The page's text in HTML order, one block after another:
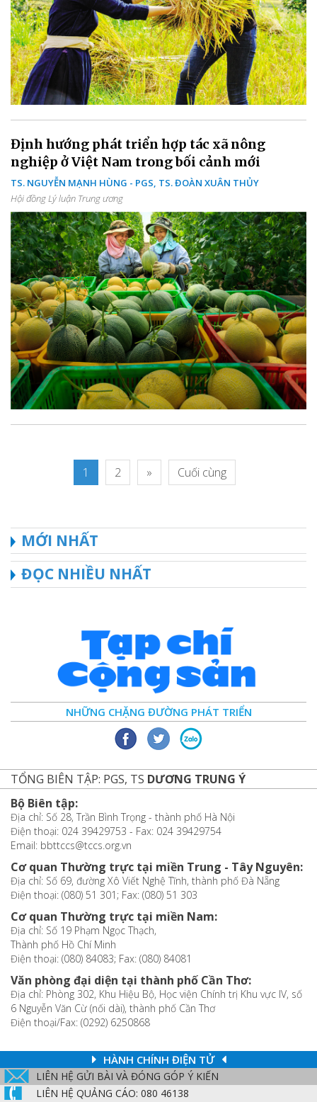
Định hướng phát triển hợp tác xã nông
nghiệp ở Việt Nam trong bối cảnh mới
TS. NGUYỄN MẠNH HÙNG - PGS, TS. ĐOÀN XUÂN THỦY
Hội đồng Lý luận Trung ương
1 2 » Cuối cùng
MỚI NHẤT
ĐỌC NHIỀU NHẤT
NHỮNG CHẶNG ĐƯỜNG PHÁT TRIỂN
TỔNG BIÊN TẬP: PGS, TS DƯƠNG TRUNG Ý
Bộ Biên tập:
Địa chỉ: Số 28, Trần Bình Trọng - thành phố Hà Nội
Điện thoại: 024 39429753 - Fax: 024 39429754
Email: bbttccs@tccs.org.vn
Cơ quan Thường trực tại miền Trung - Tây Nguyên:
Địa chỉ: Số 69, đường Xô Viết Nghệ Tĩnh, thành phố Đà Nẵng
Điện thoại: (080) 51 301; Fax: (080) 51 303
Cơ quan Thường trực tại miền Nam:
Địa chỉ: Số 19 Phạm Ngọc Thạch,
Thành phố Hồ Chí Minh
Điện thoại: (080) 84083; Fax: (080) 84081
Văn phòng đại diện tại thành phố Cần Thơ:
Địa chỉ: Phòng 302, Khu Hiệu Bộ, Học viện Chính trị Khu vực IV, số
6 Nguyễn Văn Cừ (nối dài), thành phố Cần Thơ
Điện thoại/Fax: (0292) 6250868
HÀNH CHÍNH ĐIỆN TỬ
LIÊN HỆ GỬI BÀI VÀ ĐÓNG GÓP Ý KIẾN
LIÊN HỆ QUẢNG CÁO: 080 46138